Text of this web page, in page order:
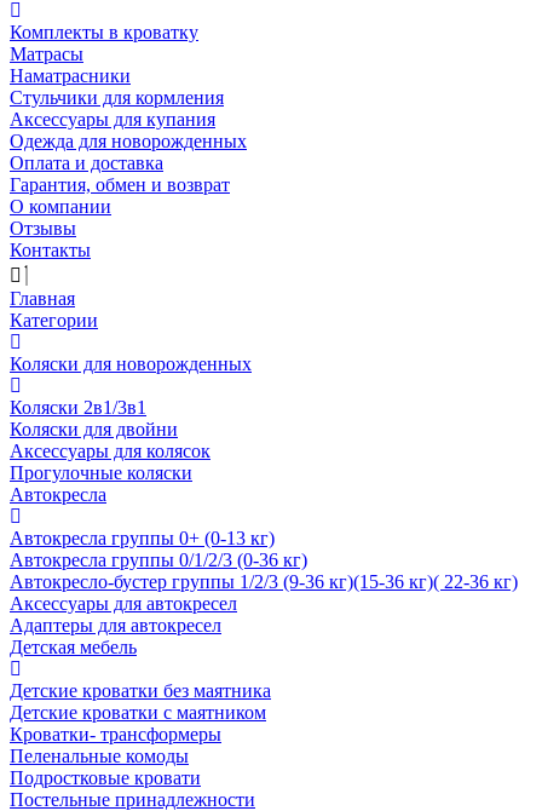
Комплекты в кроватку
Матрасы
Наматрасники
Стульчики для кормления
Аксессуары для купания
Одежда для новорожденных
Оплата и доставка
Гарантия, обмен и возврат
О компании
Отзывы
Контакты
Главная
Категории
Коляски для новорожденных
Коляски 2в1/3в1
Коляски для двойни
Аксессуары для колясок
Прогулочные коляски
Автокресла
Автокресла группы 0+ (0-13 кг)
Автокресла группы 0/1/2/3 (0-36 кг)
Автокресло-бустер группы 1/2/3 (9-36 кг)(15-36 кг)( 22-36 кг)
Аксессуары для автокресел
Адаптеры для автокресел
Детская мебель
Детские кроватки без маятника
Детские кроватки с маятником
Кроватки- трансформеры
Пеленальные комоды
Подростковые кровати
Постельные принадлежности